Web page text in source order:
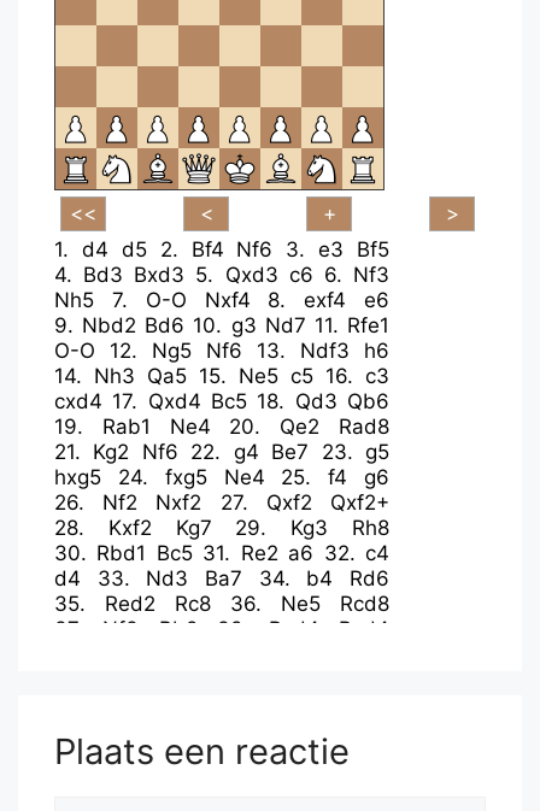
1. d4 d5 2. Bf4 Nf6 3.e3
Bf5
4. Bd3 Bxd3 5. Qxd3 c6 6. Nf3
Nh5
7. O-O Nxf4 8.exf4
e6
9. Nbd2 Bd6 10. g3 Nd7 11. Rfe1
O-O
12. Ng5 Nf6 13. Ndf3
h6
14. Nh3 Qa5 15. Ne5 c5 16. c3
cxd4 17. Qxd4 Bc5 18. Qd3 Qb6
19. Rab1 Ne4 20. Qe2
Rad8
21. Kg2 Nf6 22. g4 Be7 23.g5
hxg5
24. fxg5 Ne4 25.f4
g6
26. Nf2 Nxf2 27. Qxf2
Qxf2+
28. Kxf2 Kg7 29. Kg3
Rh8
30. Rbd1 Bc5 31. Re2 a6 32.c4
d4
33. Nd3 Ba7 34. b4
Rd6
35. Red2 Rc8 36. Ne5
Rcd8
37. Nf3 Bb8 38. Rxd4
Rxd4
Plaats een reactie